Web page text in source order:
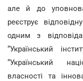
але й до
реєструє
одним з
“Український
“Український
власності та